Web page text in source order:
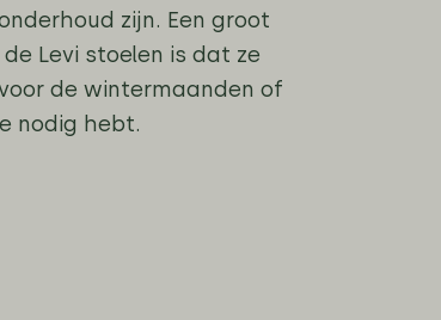
zijn. Een groot
Levi stoelen is dat ze
de wintermaanden of
nodig hebt.